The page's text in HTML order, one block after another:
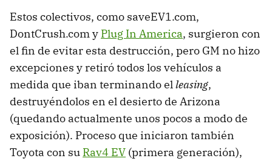
Estos colectivos, como saveEV1.com,
DontCrush.com y Plug In America, surgieron con
el fin de evitar esta destrucción, pero GM no hizo
excepciones y retiró todos los vehículos a
medida que iban terminando el leasing,
destruyéndolos en el desierto de Arizona
(quedando actualmente unos pocos a modo de
exposición). Proceso que iniciaron también
Toyota con su Rav4 EV (primera generación),